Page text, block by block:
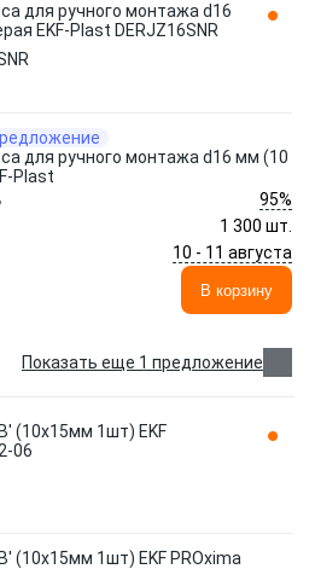
для ручного монтажа d16
EKF-Plast DERJZ16SNR
для ручного монтажа d16 мм (10
Plast
95%
1 300 шт.
10 - 11 августа
В корзину
Показать еще 1 предложение
(10х15мм 1шт) EKF
06
(10х15мм 1шт) EKF PROxima